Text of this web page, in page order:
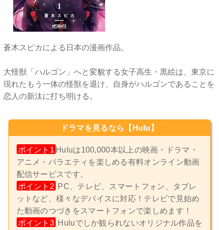
蒼木スピカによる日本の漫画作品。
大怪獣「ハルゴン」へと変貌する女子高生・黒絵は、東京に
現れたもう一体の怪獣を退け、自身がハルゴンであることを
恋人の新汰に打ち明ける。
ドラマを見るなら【Hulu】
ポイント1 Huluは100,000本以上の映画・ドラマ・
アニメ・バラエティを楽しめる有料オンライン動画
配信サービスです。
ポイント2 PC、テレビ、スマートフォン、タブレ
ットなど、様々なデバイスに対応！テレビで見始め
た動画のつづきをスマートフォンで楽しめます！
ポイント3 Huluでしか観られないオリジナル作品を